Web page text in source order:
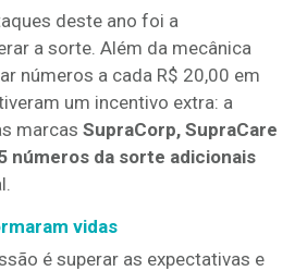
deste ano foi a
a sorte. Além da mecânica
números a cada R$ 20,00 em
um incentivo extra: a
marcas SupraCorp, SupraCare
números da sorte adicionais
vidas
é superar as expectativas e